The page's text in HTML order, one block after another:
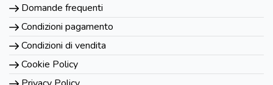
Domande frequenti
Condizioni pagamento
Condizioni di vendita
Cookie Policy